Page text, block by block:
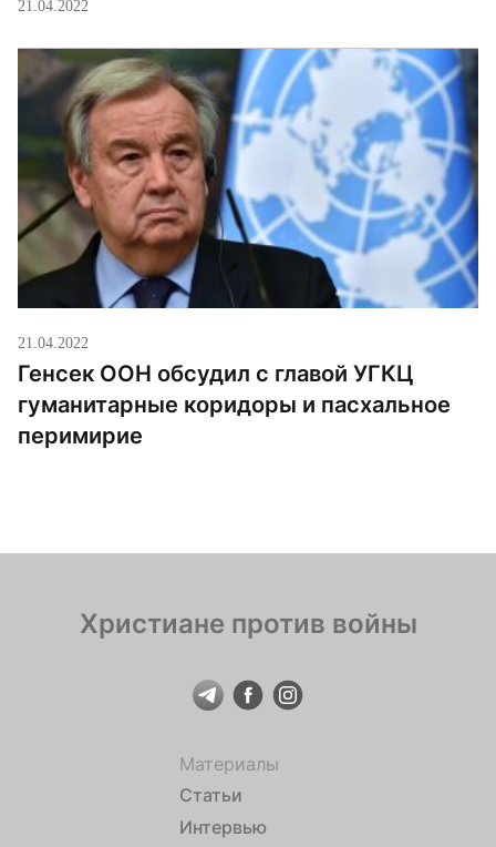
которые на практике означают лишь стремление
дать киевским националистам и радикалам
передышку для того, чтобы они могли
перегруппироваться, получить новы партии […]
21.04.2022
21.04.2022
Генсек ООН обсудил с главой УГКЦ
гуманитарные коридоры и пасхальное
перимирие
Христиане против войны
Материалы
Статьи
Интервью